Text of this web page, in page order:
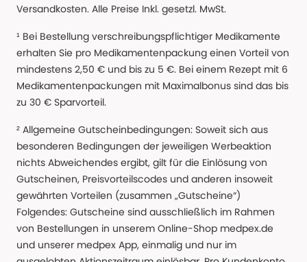
Versandkosten. Alle Preise Inkl. gesetzl. MwSt.
¹ Bei Bestellung verschreibungspflichtiger Medikamente
erhalten Sie pro Medikamentenpackung einen Vorteil von
mindestens 2,50 € und bis zu 5 €. Bei einem Rezept mit 6
Medikamentenpackungen mit Maximalbonus sind das bis
zu 30 € Sparvorteil.
² Allgemeine Gutscheinbedingungen: Soweit sich aus
besonderen Bedingungen der jeweiligen Werbeaktion
nichts Abweichendes ergibt, gilt für die Einlösung von
Gutscheinen, Preisvorteilscodes und anderen insoweit
gewährten Vorteilen (zusammen „Gutscheine“)
Folgendes: Gutscheine sind ausschließlich im Rahmen
von Bestellungen in unserem Online-Shop medpex.de
und unserer medpex App, einmalig und nur im